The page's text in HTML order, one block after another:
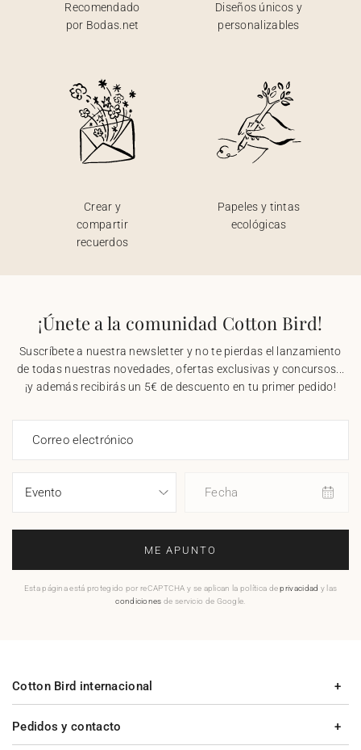
Recomendado
por Bodas.net
Diseños únicos y
personalizables
Crear y
compartir
recuerdos
Papeles y tintas
ecológicas
¡Únete a la comunidad Cotton Bird!
Suscríbete a nuestra newsletter y no te pierdas el lanzamiento
de todas nuestras novedades, ofertas exclusivas y concursos...
¡y además recibirás un 5€ de descuento en tu primer pedido!
Correo electrónico
Fecha
ME APUNTO
Esta página está protegido por reCAPTCHA y se aplican la política deprivacidad y las
condiciones de servicio de Google.
Pedidos y contacto
Cotton Bird internacional